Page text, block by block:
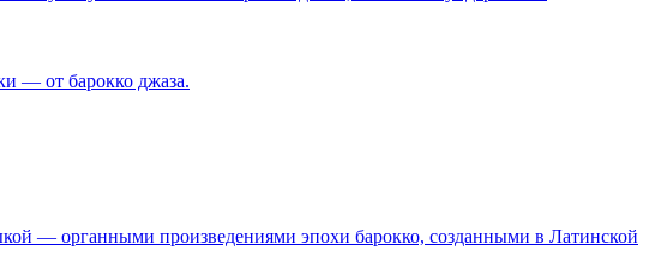
— от барокко джаза.
— органными произведениями эпохи барокко, созданными в Латинской